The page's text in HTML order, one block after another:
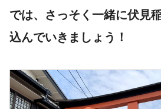
では、さっそく一緒に伏見
込んでいきましょう！